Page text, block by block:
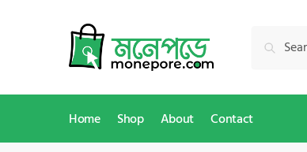
for:
Search
Home Shop About Contact